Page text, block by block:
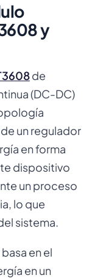
y
de
(DC-DC)
un regulador
en forma
dispositivo
un proceso
lo que
sistema.
en el
en un